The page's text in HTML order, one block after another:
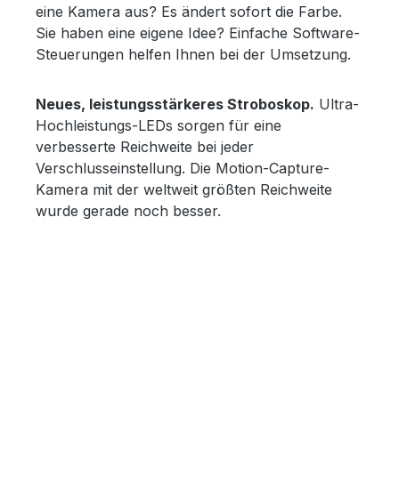
eine Kamera aus? Es ändert sofort die Farbe.
Sie haben eine eigene Idee? Einfache Software-
Steuerungen helfen Ihnen bei der Umsetzung.
Neues, leistungsstärkeres Stroboskop. Ultra-
Hochleistungs-LEDs sorgen für eine
verbesserte Reichweite bei jeder
Verschlusseinstellung. Die Motion-Capture-
Kamera mit der weltweit größten Reichweite
wurde gerade noch besser.